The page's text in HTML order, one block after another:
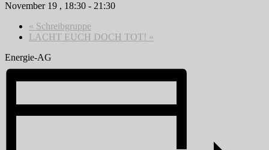
November 19 , 18:30 - 21:30
« Schreibgruppe
LACHT EUCH DOCH TOT! »
Energie-AG